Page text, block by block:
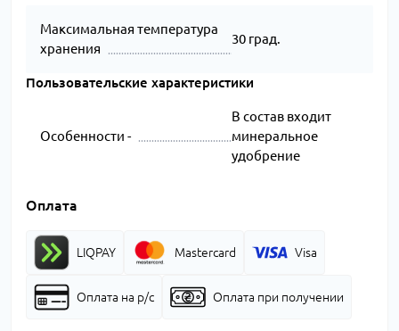
Максимальная температура
хранения
30 град.
Пользовательские характеристики
Особенности -
В состав входит
минеральное
удобрение
Оплата
LIQPAY Mastercard Visa
Оплата на р/с Оплата при получении